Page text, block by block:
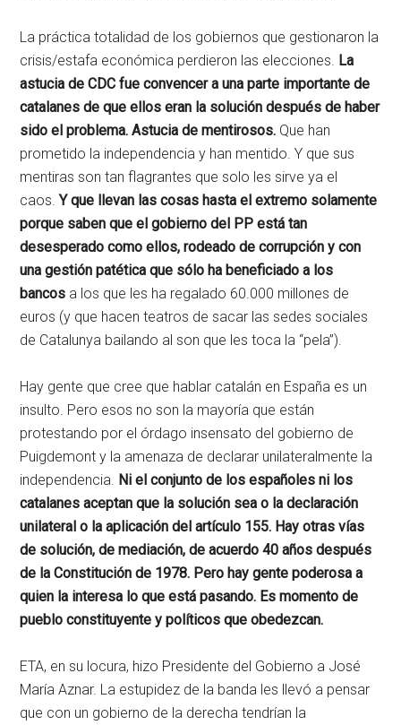
La práctica totalidad de los gobiernos que gestionaron la
crisis/estafa económica perdieron las elecciones. La
astucia de CDC fue convencer a una parte importante de
catalanes de que ellos eran la solución después de haber
sido el problema. Astucia de mentirosos. Que han
prometido la independencia y han mentido. Y que sus
mentiras son tan flagrantes que solo les sirve ya el
caos.Y que llevan las cosas hasta el extremo solamente
porque saben que el gobierno del PP está tan
desesperado como ellos, rodeado de corrupción y con
una gestión patética que sólo ha beneficiado a los
bancos a los que les ha regalado 60.000 millones de
euros (y que hacen teatros de sacar las sedes sociales
de Catalunya bailando al son que les toca la “pela”).
Hay gente que cree que hablar catalán en España es un
insulto. Pero esos no son la mayoría que están
protestando por el órdago insensato del gobierno de
Puigdemont y la amenaza de declarar unilateralmente la
independencia. Ni el conjunto de los españoles ni los
catalanes aceptan que la solución sea o la declaración
unilateral o la aplicación del artículo 155. Hay otras vías
de solución, de mediación, de acuerdo 40 años después
de la Constitución de 1978. Pero hay gente poderosa a
quien la interesa lo que está pasando. Es momento de
pueblo constituyente y políticos que obedezcan.
ETA, en su locura, hizo Presidente del Gobierno a José
María Aznar. La estupidez de la banda les llevó a pensar
que con un gobierno de la derecha tendrían la